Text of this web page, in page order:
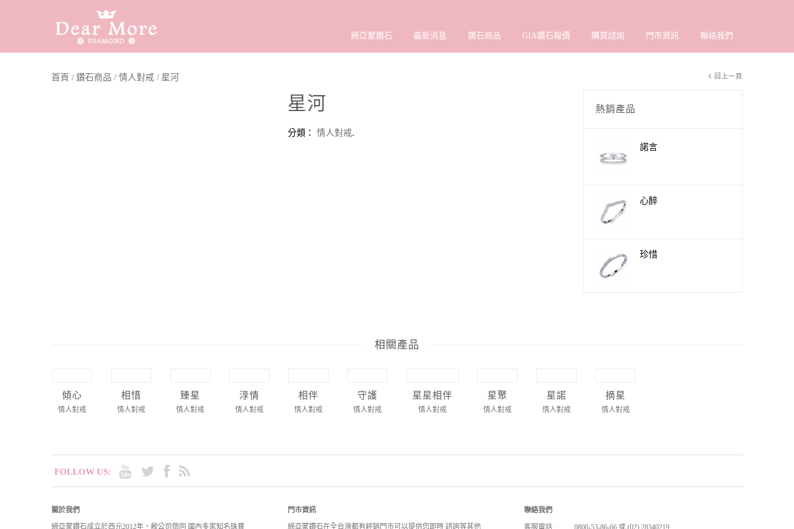
締亞蒙鑽石 最新消息 鑽石商品 GIA鑽石報價 購買諮詢 門市資訊 聯絡我們
首頁 / 鑽石商品 / 情人對戒 / 星河 回上一頁
星河
分類： 情人對戒.
熱銷產品
諾言
心醉
珍惜
相關產品
傾心
情人對戒
相惜
情人對戒
臻星
情人對戒
淳情
情人對戒
相伴
情人對戒
守護
情人對戒
星星相伴
情人對戒
星聚
情人對戒
星諾
情人對戒
摘星
情人對戒
FOLLOW US:
關於我們
締亞蒙鑽石成立於西元2012年，敝公司偕同 國內多家知名珠寶
門市資訊
締亞蒙鑽石在全台灣都有經銷門市可以提供您即時 諮詢等其他
聯絡我們
客服電話 : 0800-53-86-66 或 (02) 28340219